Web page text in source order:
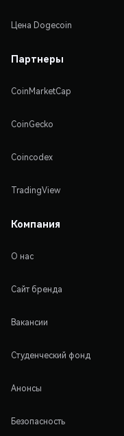
Цена Dogecoin
Партнеры
CoinMarketCap
CoinGecko
Coincodex
TradingView
Компания
О нас
Сайт бренда
Вакансии
Студенческий фонд
Анонсы
Безопасность